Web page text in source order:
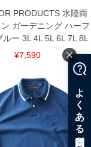
PRODUCTS 水陸両
ガーデニング ハーフ
ー 3L 4L 5L 6L 7L 8L
¥7,590